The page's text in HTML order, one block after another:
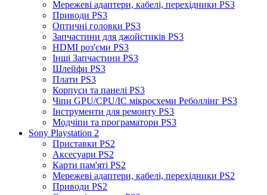
Мережеві адаптери, кабелі, перехідники PS3
Приводи PS3
Оптичні головки PS3
Запчастини для джойстиків PS3
HDMI роз'єми PS3
Інші Запчастини PS3
Шлейфи PS3
Плати PS3
Корпуси та панелі PS3
Чіпи GPU/CPU/IC мікросхеми Реболлінг PS3
Інструменти для ремонту PS3
Модчіпи та програматори PS3
Sony Playstation 2
Приставки PS2
Аксесуари PS2
Карти пам'яті PS2
Мережеві адаптери, кабелі, перехідники PS2
Приводи PS2